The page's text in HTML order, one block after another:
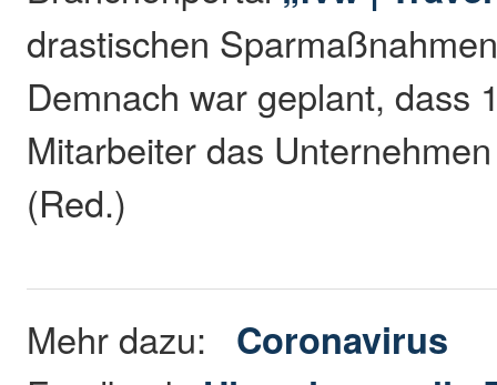
drastischen
Demnach war geplant, dass
Mitarbeiter das
(Red.)
Mehr dazu: Coronavirus